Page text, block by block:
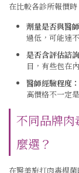
在比較各診所報價
劑量是否與醫
過低，可能達
是否含評估諮
目，有些包在
醫師經驗程度：
高價格不一定
不同品牌
麼選？
在醫美施打肉毒桿